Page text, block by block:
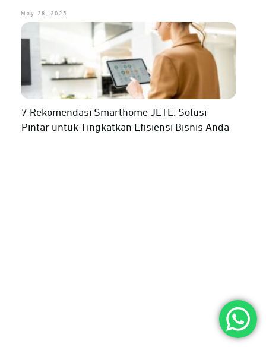
May 28, 2025
7 Rekomendasi Smarthome JETE: Solusi
Pintar untuk Tingkatkan Efisiensi Bisnis Anda